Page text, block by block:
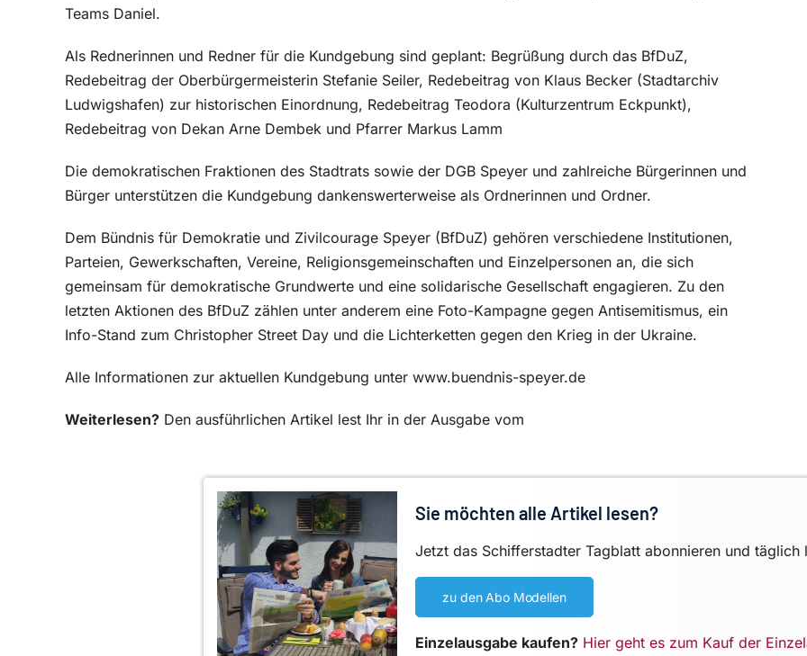
Teams Daniel.
Als Rednerinnen und Redner für die Kundgebung sind geplant: Begrüßung durch das BfDuZ,
Redebeitrag der Oberbürgermeisterin Stefanie Seiler, Redebeitrag von Klaus Becker (Stadtarchiv
Ludwigshafen) zur historischen Einordnung, Redebeitrag Teodora (Kulturzentrum Eckpunkt),
Redebeitrag von Dekan Arne Dembek und Pfarrer Markus Lamm
Die demokratischen Fraktionen des Stadtrats sowie der DGB Speyer und zahlreiche Bürgerinnen und
Bürger unterstützen die Kundgebung dankenswerterweise als Ordnerinnen und Ordner.
Dem Bündnis für Demokratie und Zivilcourage Speyer (BfDuZ) gehören verschiedene Institutionen,
Parteien, Gewerkschaften, Vereine, Religionsgemeinschaften und Einzelpersonen an, die sich
gemeinsam für demokratische Grundwerte und eine solidarische Gesellschaft engagieren. Zu den
letzten Aktionen des BfDuZ zählen unter anderem eine Foto-Kampagne gegen Antisemitismus, ein
Info-Stand zum Christopher Street Day und die Lichterketten gegen den Krieg in der Ukraine.
Alle Informationen zur aktuellen Kundgebung unter www.buendnis-speyer.de
Weiterlesen? Den ausführlichen Artikel lest Ihr in der Ausgabe vom
Sie möchten alle Artikel lesen?
Jetzt das Schifferstadter Tagblatt abonnieren und täglich
zu den Abo Modellen
Einzelausgabe kaufen? Hier geht es zum Kauf der